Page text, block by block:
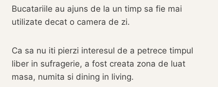
Bucatariile au ajuns de la un timp sa fie mai
utilizate decat o camera de zi.
Ca sa nu iti pierzi interesul de a petrece timpul
liber in sufragerie, a fost creata zona de luat
masa, numita si dining in living.